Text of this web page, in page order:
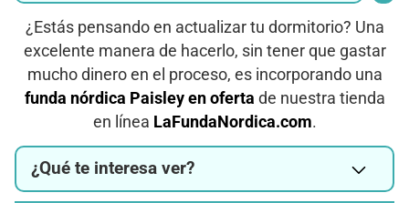
¿Estás pensando en actualizar tu dormitorio? Una
excelente manera de hacerlo, sin tener que gastar
mucho dinero en el proceso, es incorporando una
funda nórdica Paisley en oferta de nuestra tienda
en línea LaFundaNordica.com.
¿Qué te interesa ver?